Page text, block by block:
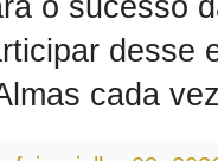
desse
cada